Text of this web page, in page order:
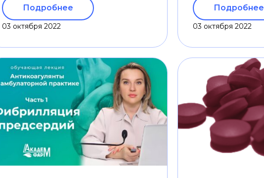
Подробнее
03 октября 2022
Подробнее
03 октября 2022